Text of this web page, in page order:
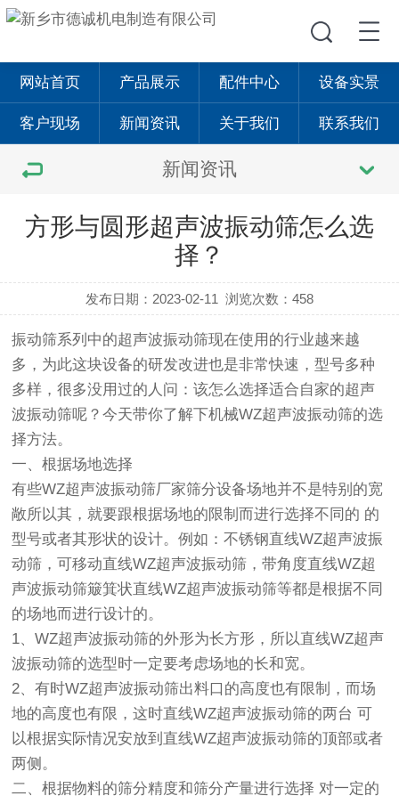
网站首页 产品展示 配件中心 设备实景
客户现场 新闻资讯 关于我们 联系我们
新闻资讯
方形与圆形超声波振动筛怎么选
择？
发布日期：2023-02-11 浏览次数：458
振动筛系列中的超声波振动筛现在使用的行业越来越
多，为此这块设备的研发改进也是非常快速，型号多种
多样，很多没用过的人问：该怎么选择适合自家的超声
波振动筛呢？今天带你了解下机械WZ超声波振动筛的选
择方法。
一、根据场地选择
有些WZ超声波振动筛厂家筛分设备场地并不是特别的宽
敞所以其，就要跟根据场地的限制而进行选择不同的 的
型号或者其形状的设计。例如：不锈钢直线WZ超声波振
动筛，可移动直线WZ超声波振动筛，带角度直线WZ超
声波振动筛簸箕状直线WZ超声波振动筛等都是根据不同
的场地而进行设计的。
1、WZ超声波振动筛的外形为长方形，所以直线WZ超声
波振动筛的选型时一定要考虑场地的长和宽。
2、有时WZ超声波振动筛出料口的高度也有限制，而场
地的高度也有限，这时直线WZ超声波振动筛的两台 可
以根据实际情况安放到直线WZ超声波振动筛的顶部或者
两侧。
二、根据物料的筛分精度和筛分产量进行选择 对一定的